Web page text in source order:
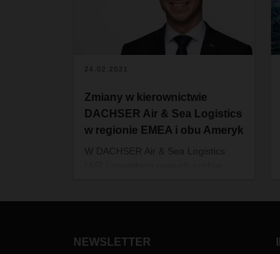
24.02.2021
Zmiany w kierownictwie
DACHSER Air & Sea Logistics
w regionie EMEA i obu Ameryk
W DACHSER Air & Sea Logistics
na czele ASL EMEA, a Ralph Riehl
NEWSLETTER